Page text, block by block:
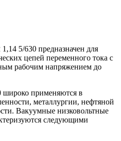
5/630 предназначен для
цепей переменного тока с
рабочим напряжением до
применяются в
металлургии, нефтяной
Вакуумные низковольтные
следующими